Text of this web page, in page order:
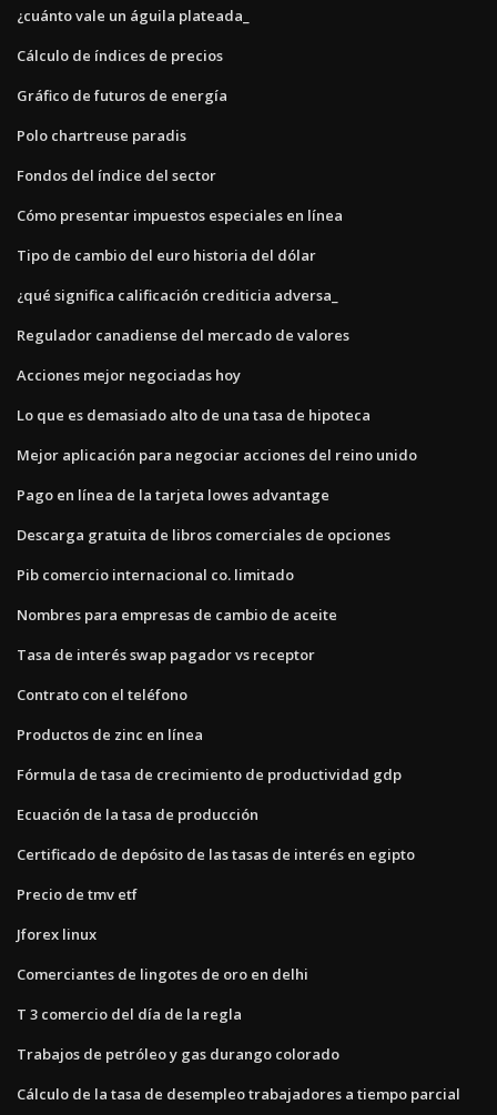
¿cuánto vale un águila plateada_
Cálculo de índices de precios
Gráfico de futuros de energía
Polo chartreuse paradis
Fondos del índice del sector
Cómo presentar impuestos especiales en línea
Tipo de cambio del euro historia del dólar
¿qué significa calificación crediticia adversa_
Regulador canadiense del mercado de valores
Acciones mejor negociadas hoy
Lo que es demasiado alto de una tasa de hipoteca
Mejor aplicación para negociar acciones del reino unido
Pago en línea de la tarjeta lowes advantage
Descarga gratuita de libros comerciales de opciones
Pib comercio internacional co. limitado
Nombres para empresas de cambio de aceite
Tasa de interés swap pagador vs receptor
Contrato con el teléfono
Productos de zinc en línea
Fórmula de tasa de crecimiento de productividad gdp
Ecuación de la tasa de producción
Certificado de depósito de las tasas de interés en egipto
Precio de tmv etf
Jforex linux
Comerciantes de lingotes de oro en delhi
T 3 comercio del día de la regla
Trabajos de petróleo y gas durango colorado
Cálculo de la tasa de desempleo trabajadores a tiempo parcial